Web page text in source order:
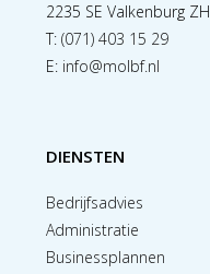
2235 SE Valkenburg ZH
T:(071) 403 15 29
E: info@molbf.nl
DIENSTEN
Bedrijfsadvies
Administratie
Businessplannen